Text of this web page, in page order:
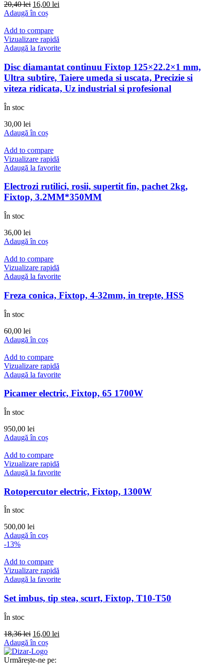
20,40lei Prețul
inițial
fost:
20,40 lei.
16,00 lei
Adaugă în coș
Add to compare
Vizualizare rapidă
Adaugă la favorite
Disc diamantat continuu Fixtop 125×22.2×1 mm,
Ultra subtire, Taiere umeda si uscata, Precizie si
viteza ridicata, Uz industrial si profesional
În stoc
30,00 lei
Adaugă în coș
Add to compare
Vizualizare rapidă
Adaugă la favorite
Electrozi rutilici, rosii, supertit fin, pachet 2kg,
Fixtop, 3.2MM*350MM
În stoc
36,00 lei
Adaugă în coș
Add to compare
Vizualizare rapidă
Adaugă la favorite
Freza conica, Fixtop, 4-32mm, in trepte, HSS
În stoc
60,00 lei
Adaugă în coș
Add to compare
Vizualizare rapidă
Adaugă la favorite
Picamer electric, Fixtop, 65 1700W
În stoc
950,00 lei
Adaugă în coș
Add to compare
Vizualizare rapidă
Adaugă la favorite
Rotopercutor electric, Fixtop, 1300W
În stoc
500,00 lei
Adaugă în coș
-13%
Add to compare
Vizualizare rapidă
Adaugă la favorite
Set imbus, tip stea, scurt, Fixtop, T10-T50
În stoc
18,36lei Prețul
inițial
a
fost:
16,00 lei
Adaugă în coș
Urmărește-ne pe: